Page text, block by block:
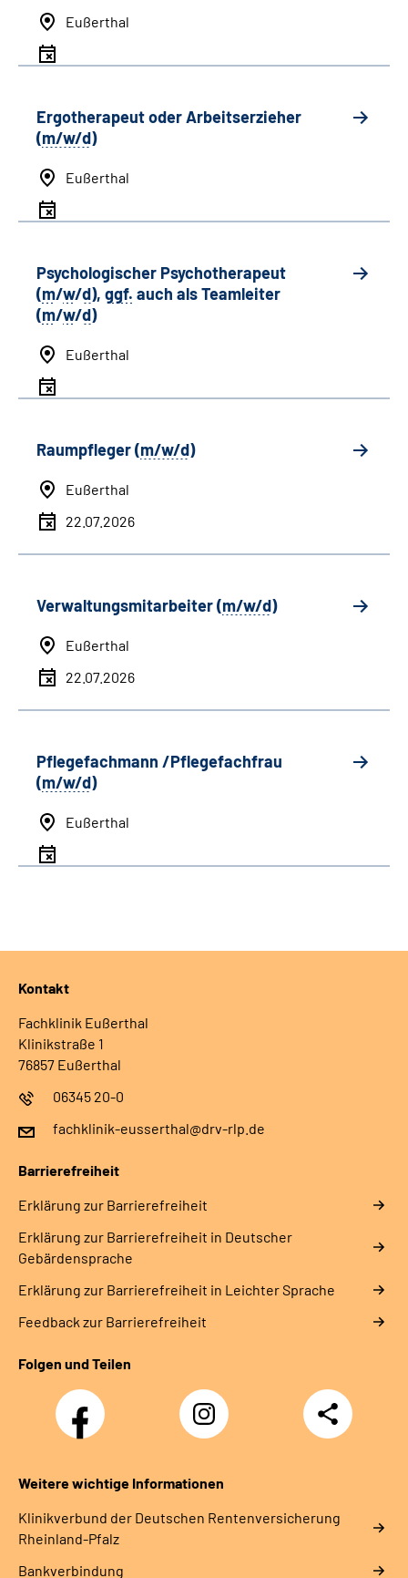
Eußerthal
Ergotherapeut oder Arbeitserzieher
(m/w/d)
Eußerthal
Psychologischer Psychotherapeut
(m/w/d), ggf. auch alsTeamleiter
(m/w/d)
Eußerthal
Raumpfleger (m/w/d)
Eußerthal
22.07.2026
Verwaltungsmitarbeiter (m/w/d)
Eußerthal
22.07.2026
Pflegefachmann /Pflegefachfrau
(m/w/d)
Eußerthal
Kontakt
Fachklinik Eußerthal
Klinikstraße 1
76857 Eußerthal
06345 20-0
fachklinik-eusserthal@drv-rlp.de
Barrierefreiheit
Erklärung zur Barrierefreiheit
Erklärung zur Barrierefreiheit in Deutscher
Gebärdensprache
Erklärung zur Barrierefreiheit in Leichter Sprache
Feedback zur Barrierefreiheit
Folgen und Teilen
Facebook
Instagram
DRV
Nachwuchskräfte
Teilen
Weitere wichtige Informationen
Klinikverbund der Deutschen Rentenversicherung
Rheinland-Pfalz
Bankverbindung